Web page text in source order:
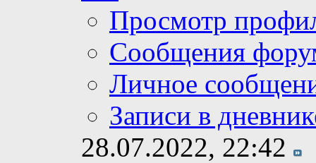
Просмотр
Сообщения
Личное
Записи в
28.07.2022, 22:42